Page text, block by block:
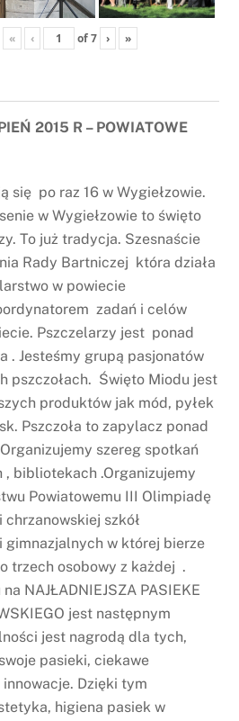
« ‹ of7 › »
2015 R – POWIATOWE
się po raz 16 w Wygiełzowie.
w Wygiełzowie to święto
To już tradycja. Szesnaście
Rady Bartniczej która działa
w powiecie
zadań i celów
Pszczelarzy jest ponad
. Jesteśmy grupą pasjonatów
pszczołach. Święto Miodu jest
produktów jak mód, pyłek
Pszczoła to zapylacz ponad
szereg spotkań
, bibliotekach .Organizujemy
Powiatowemu III Olimpiadę
szkół
gimnazjalnych w której bierze
trzech osobowy z każdej .
NAJŁADNIEJSZA PASIEKE
jest następnym
jest nagrodą dla tych,
pasieki, ciekawe
Dzięki tym
higiena pasiek w